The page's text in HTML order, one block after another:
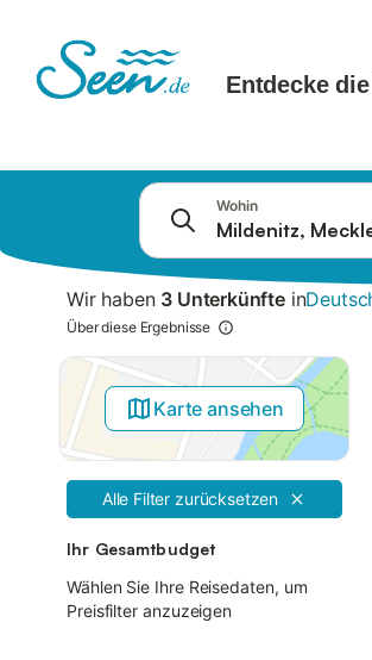
Filter
Angebote
Wohin
Wir haben 3 Unterkünftein
Über diese Ergebnisse
Karte ansehen
Alle Filter zurücksetzen
Ihr Gesamtbudget
Wählen Sie Ihre Reisedaten, um
Preisfilter anzuzeigen